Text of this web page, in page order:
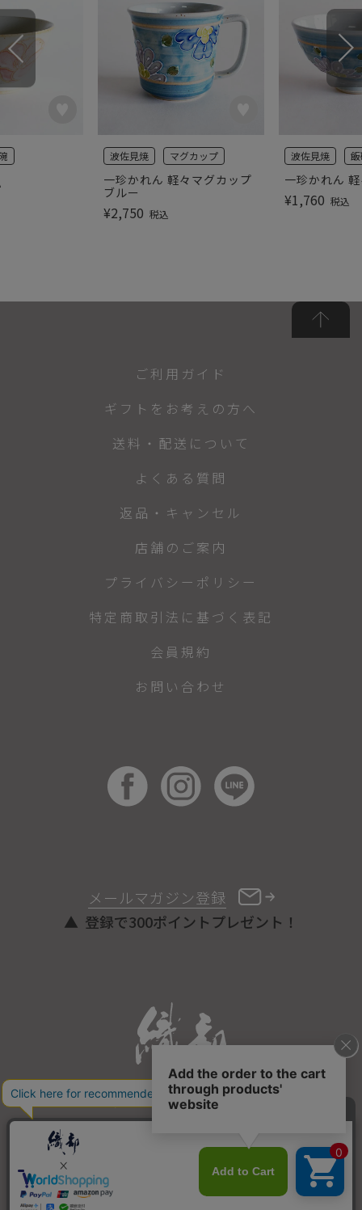
一珍かれん 軽々マグカップ
ブルー
波佐見焼 マグカップ
¥2,750 税込
一珍かれん
波佐見焼
¥1,760 税込
ONLINE STORE
メールマガジン登録
登録で300ポイントプレゼント！
ご利用ガイド
ギフトをお考えの方へ
送料・配送について
よくある質問
返品・キャンセル
店舗のご案内
プライバシーポリシー
特定商取引法に基づく表記
会員規約
お問い合わせ
COPYRIGHT © ORIBE ALL RIGHTS RESERVED.